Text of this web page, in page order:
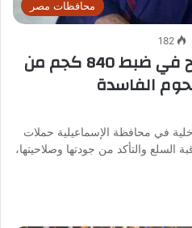
محافظات مصر
182
تموين الإسماعيلية ينجح في ضبط 840 كجم من
الفاسدة
في محافظة الإسماعيلية حملات
السلع والتأكد من جودتها وصلاحيتها،